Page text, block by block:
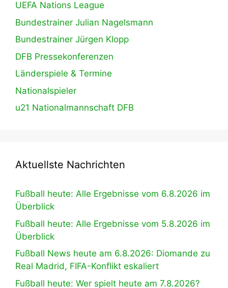
UEFA Nations League
Bundestrainer Julian Nagelsmann
Bundestrainer Jürgen Klopp
DFB Pressekonferenzen
Länderspiele & Termine
Nationalspieler
u21 Nationalmannschaft DFB
Aktuellste Nachrichten
Fußball heute: Alle Ergebnisse vom 6.8.2026 im
Überblick
Fußball heute: Alle Ergebnisse vom 5.8.2026 im
Überblick
Fußball News heute am 6.8.2026: Diomande zu
Real Madrid, FIFA-Konflikt eskaliert
Fußball heute: Wer spielt heute am 7.8.2026?